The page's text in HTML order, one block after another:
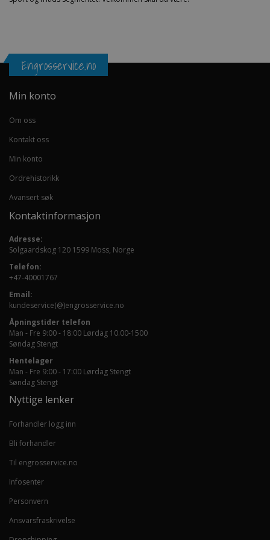
Engrosservice.no
Min konto
Om oss
Kontakt oss
Min konto
Ordrehistorikk
Avansert søk
Kontaktinformasjon
Adresse:
Solgaardskog 120 1599 Moss, Norge
Telefon:
+47-40001767
Email:
kundeservice(@)engrosservice.no
Åpningstider telefon
Man - Fre 9:00 - 18:00 Lørdag 10.00-1500
Søndag Stengt
Hentelager
Man - Fre 9:00 - 17:00 Lørdag Stengt
Søndag Stengt
Nyttige lenker
Forhandler logg inn
Bli forhandler
Til engrosservice.no
Infosenter
Personvern
Ansvarsfraskrivelse